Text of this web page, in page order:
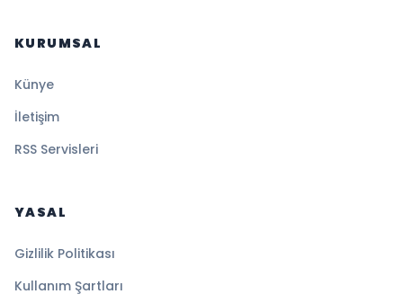
KURUMSAL
Künye
İletişim
RSS Servisleri
YASAL
Gizlilik Politikası
Kullanım Şartları